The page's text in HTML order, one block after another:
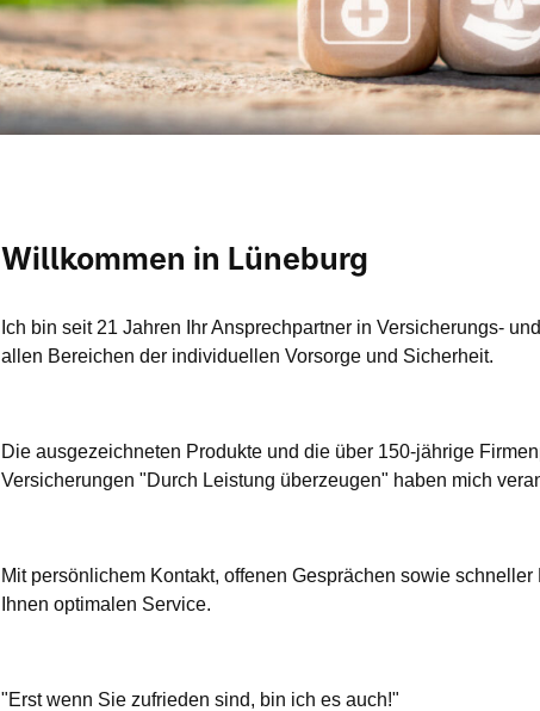
Willkommen in Lüneburg
Ich bin seit 21 Jahren Ihr Ansprechpartner in Versicherungs-
allen Bereichen der individuellen Vorsorge und Sicherheit.
Die ausgezeichneten Produkte und die über 150-jährige
Versicherungen "Durch Leistung überzeugen" haben mich
Mit persönlichem Kontakt, offenen Gesprächen sowie
Ihnen optimalen Service.
"Erst wenn Sie zufrieden sind, bin ich es auch!"